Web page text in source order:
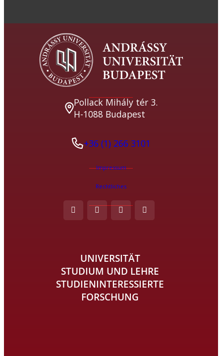
Pollack Mihály tér 3.
H-1088 Budapest
+36 (1) 266 3101
Impressum
Rechtliches
UNIVERSITÄT
STUDIUM UND LEHRE
STUDIENINTERESSIERTE
FORSCHUNG